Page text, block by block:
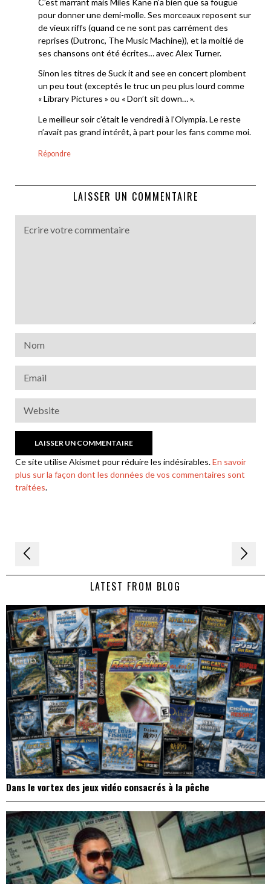
pour donner une demi-molle. Ses morceaux reposent sur
de vieux riffs (quand ce ne sont pas carrément des
reprises (Dutronc, The Music Machine)), et la moitié de
ses chansons ont été écrites… avec Alex Turner.
Sinon les titres de Suck it and see en concert plombent
un peu tout (exceptés le truc un peu plus lourd comme
« Library Pictures » ou « Don’t sit down… ».
Le meilleur soir c’était le vendredi à l’Olympia. Le reste
n’avait pas grand intérêt, à part pour les fans comme moi.
Répondre
LAISSER UN COMMENTAIRE
Ce site utilise Akismet pour réduire les indésirables.En savoir
plus sur la façon dont les données de vos commentaires sont
traitées.
Navigation
de LATEST FROM BLOG
Dans le vortex des jeux vidéo consacrés à la pêche